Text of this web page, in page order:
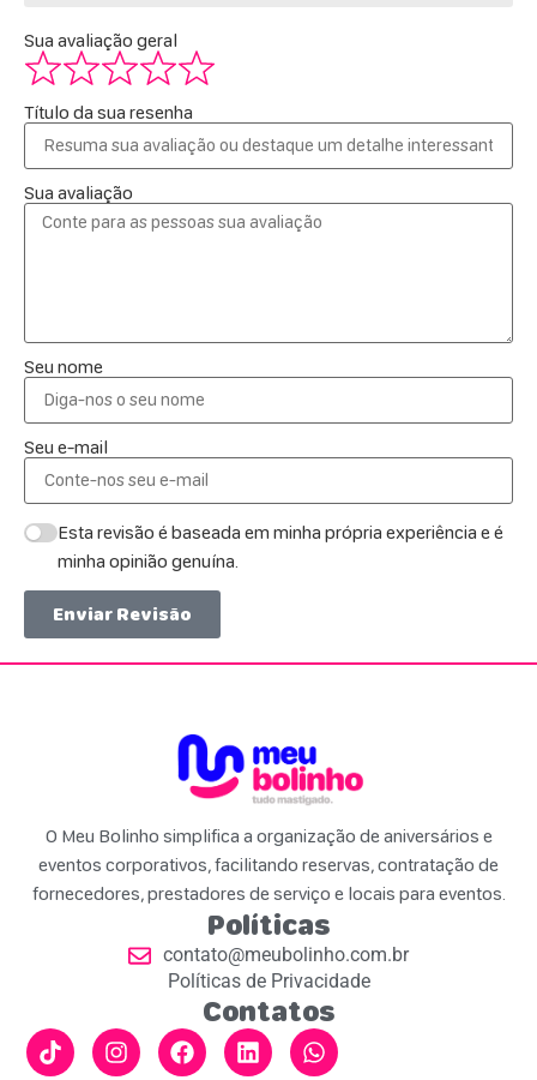
Sua avaliação geral
Título da sua resenha
Sua avaliação
Seu nome
Seu e-mail
Esta revisão é baseada em minha própria experiência e é
minha opinião genuína.
Enviar Revisão
O Meu Bolinho simplifica a organização de aniversários e
eventos corporativos, facilitando reservas, contratação de
fornecedores, prestadores de serviço e locais para eventos.
Políticas
contato@meubolinho.com.br
Políticas de Privacidade
Contatos